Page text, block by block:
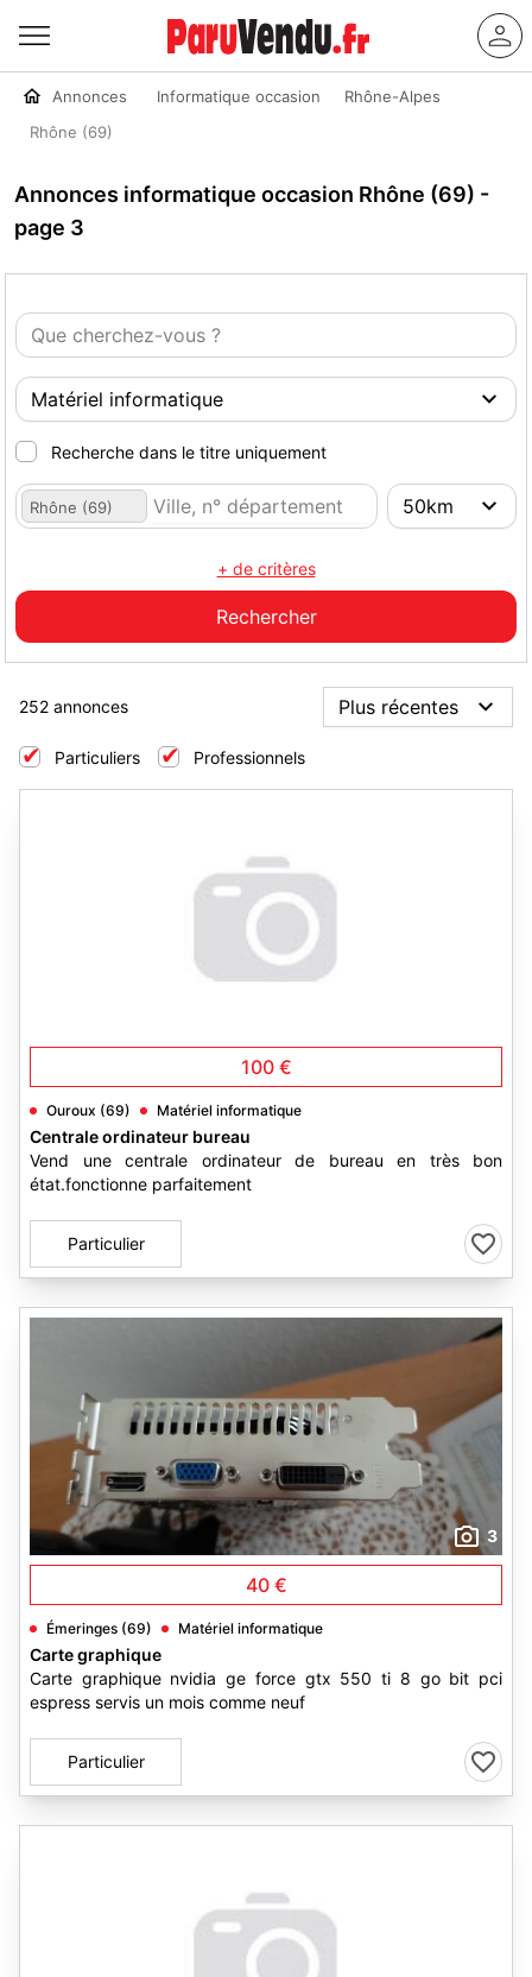
Annonces Informatique occasion
Rhône-Alpes
Rhône (69)
Annonces informatique occasion Rhône (69) -
page 3
Recherche dans le titre uniquement
Rhône (69)
+ de critères
252 annonces
Particuliers Professionnels
100 €
Ouroux (69) Matériel informatique
Centrale ordinateur bureau
Vend une centrale ordinateur de bureau en très bon
état.fonctionne parfaitement
Particulier
3
40 €
Émeringes (69) Matériel informatique
Carte graphique
Carte graphique nvidia ge force gtx 550 ti 8 go bit pci
espress servis un mois comme neuf
Particulier